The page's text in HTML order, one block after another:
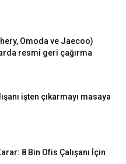
Omoda ve Jaecoo)
resmi geri çağırma
işten çıkarmayı masaya
8 Bin Ofis Çalışanı İçin